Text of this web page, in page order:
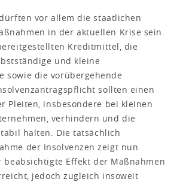
vor allem die staatlichen
in der aktuellen Krise sein.
Kreditmittel, die
und kleine
sowie die vorübergehende
sollten einen
Pleiten, insbesondere bei kleinen
verhindern und die
halten. Die tatsächlich
der Insolvenzen zeigt nun
beabsichtigte Effekt der Maßnahmen
jedoch zugleich insoweit